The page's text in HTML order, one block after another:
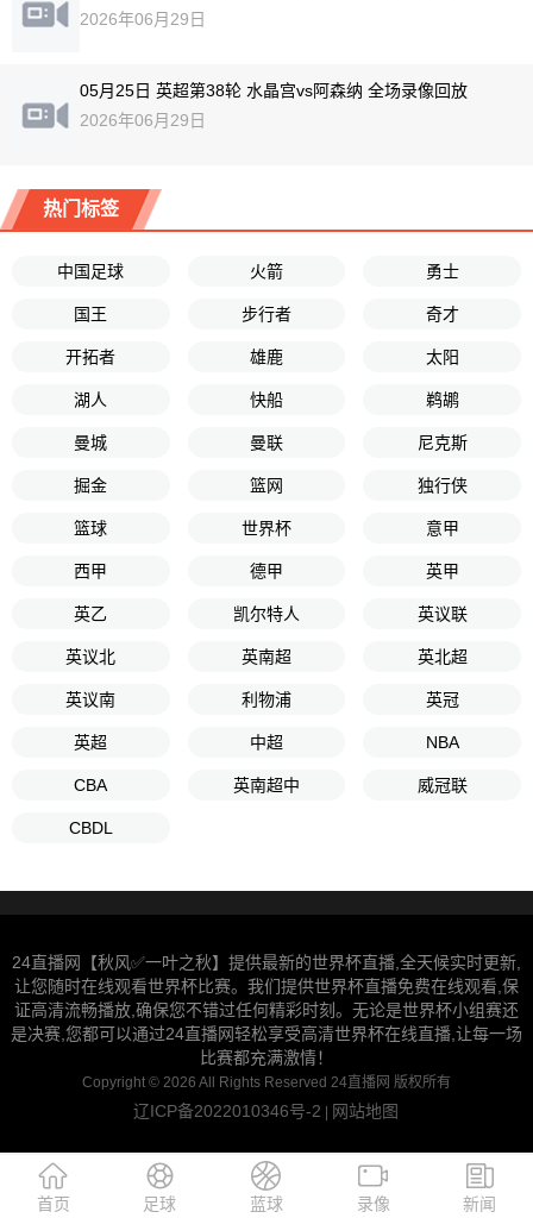
2026年06月29日
05月25日 英超第38轮 水晶宫vs阿森纳 全场录像回放
2026年06月29日
热门标签
中国足球 火箭 勇士
国王 步行者 奇才
开拓者 雄鹿 太阳
湖人 快船 鹈鹕
曼城 曼联 尼克斯
掘金 篮网 独行侠
篮球 世界杯 意甲
西甲 德甲 英甲
英乙 凯尔特人 英议联
英议北 英南超 英北超
英议南 利物浦 英冠
英超 中超 NBA
CBA 英南超中 威冠联
CBDL
24直播网【秋风✅一叶之秋】提供最新的世界杯直播,全天候实时更新,
让您随时在线观看世界杯比赛。我们提供世界杯直播免费在线观看,保
证高清流畅播放,确保您不错过任何精彩时刻。无论是世界杯小组赛还
是决赛,您都可以通过24直播网轻松享受高清世界杯在线直播,让每一场
比赛都充满激情！
Copyright © 2026 All Rights Reserved 24直播网 版权所有
辽ICP备2022010346号-2 | 网站地图
首页 足球 蓝球 录像 新闻